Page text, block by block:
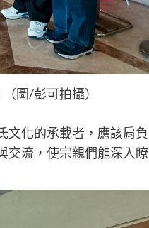
圖/彭可拍攝）
文化的承載者，應該肩負
交流，使宗親們能深入瞭